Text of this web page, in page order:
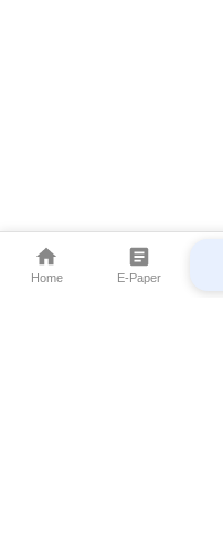
Home E-Paper